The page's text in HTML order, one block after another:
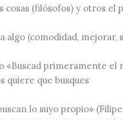
cosas (filósofos) y otros el
algo (comodidad, mejorar,
«Buscad primeramente el
quiere que busques
lo suyo propio»